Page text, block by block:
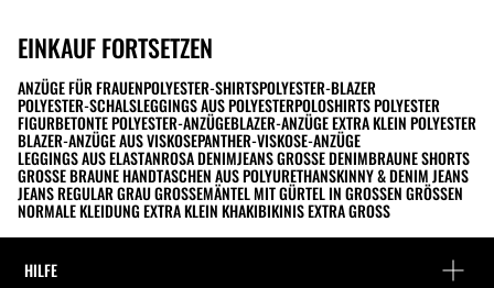
EINKAUF FORTSETZEN
ANZÜGE FÜR FRAUENPOLYESTER-SHIRTSPOLYESTER-BLAZER
POLYESTER-SCHALSLEGGINGS AUS POLYESTERPOLOSHIRTS POLYESTER
FIGURBETONTE POLYESTER-ANZÜGEBLAZER-ANZÜGE EXTRA KLEIN POLYESTER
BLAZER-ANZÜGE AUS VISKOSEPANTHER-VISKOSE-ANZÜGE
LEGGINGS AUS ELASTANROSA DENIMJEANS GROSSE DENIM BRAUNE SHORTS
GROSSE BRAUNE HANDTASCHEN AUS POLYURETHAN SKINNY & DENIM JEANS
JEANS REGULAR GRAU GROSSE MÄNTEL MIT GÜRTEL IN GROSSEN GRÖSSEN
NORMALE KLEIDUNG EXTRA KLEIN KHAKIBIKINIS EXTRA GROSS
HILFE